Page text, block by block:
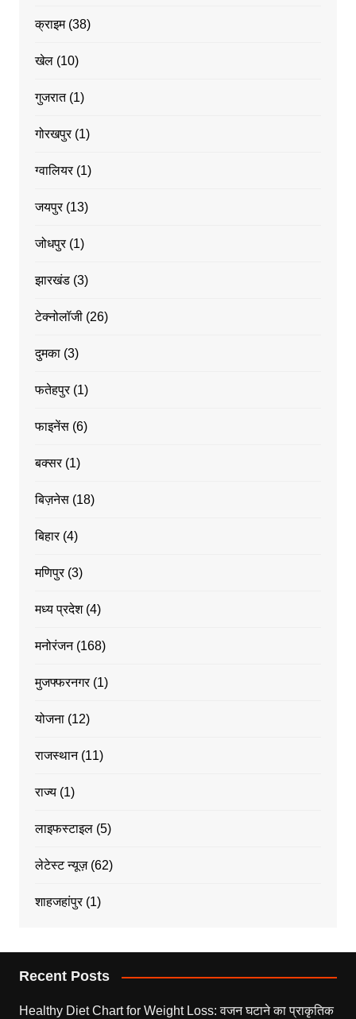
क्राइम(38)
खेल(10)
गुजरात(1)
गोरखपुर(1)
ग्वालियर(1)
जयपुर(13)
जोधपुर(1)
झारखंड(3)
टेक्नोलॉजी(26)
दुमका(3)
फतेहपुर(1)
फाइनेंस(6)
बक्सर(1)
बिज़नेस(18)
बिहार(4)
मणिपुर(3)
मध्य प्रदेश(4)
मनोरंजन(168)
मुजफ्फरनगर(1)
योजना(12)
राजस्थान(11)
राज्य(1)
लाइफस्टाइल(5)
लेटेस्ट न्यूज़(62)
शाहजहांपुर(1)
Recent Posts
Healthy Diet Chart for Weight Loss: वजन घटाने का प्राकृतिक